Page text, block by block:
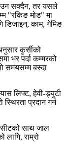
सक्दैन, तर यसले
"रकिङ मोड" मा
डिजाइन, काम, गेमिङ
कुर्सीको
भर पर्दा कम्मरको
समयसम्म बस्दा
लिफ्ट, हेवी-ड्युटी
प्रदान गर्न
साथ जाल
लागि, राम्रो